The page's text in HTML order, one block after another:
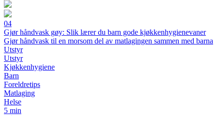
04
Gjør håndvask gøy: Slik lærer du barn gode kjøkkenhygienevaner
Gjør håndvask til en morsom del av matlagingen sammen med barna
Utstyr
Utstyr
Kjøkkenhygiene
Barn
Foreldretips
Matlaging
Helse
5 min